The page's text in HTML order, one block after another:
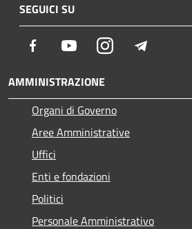
SEGUICI SU
Facebook YoutubeInstagram
AMMINISTRAZIONE
Organi di Governo
Aree Amministrative
Uffici
Enti e fondazioni
Politici
Personale Amministrativo